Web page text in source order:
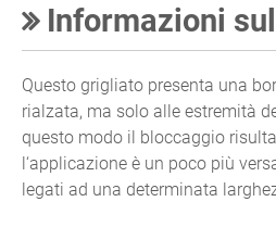
Informazioni
Questo grigliato presenta una
rialzata, ma solo alle estremità
questo modo il bloccaggio
l‘applicazione è un poco più
legati ad una determinata